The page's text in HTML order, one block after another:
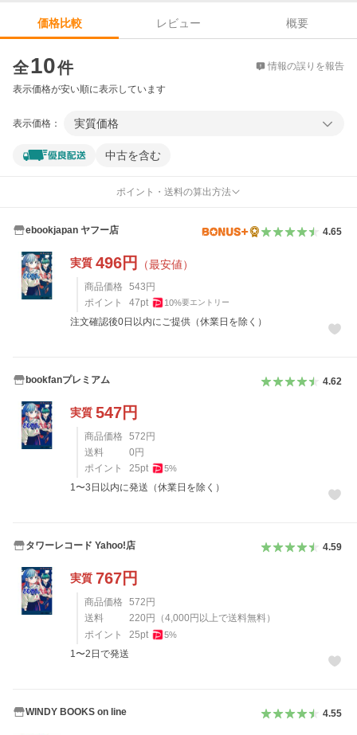
価格比較 レビュー
概要
全10件 情報の誤りを報告
表示価格が安い順に表示しています
表示価格： 実質価格
中古を含む
ポイント・送料の算出方法
ebookjapan ヤフー店 4.65
実質 496円 （最安値）
商品価格 543 円
ポイント
47pt 10%要エントリー
注文確認後0日以内にご提供（休業日を除く）
bookfanプレミアム 4.62
実質 547円
商品価格 572 円
送料
0 円
ポイント
25pt 5%
1〜3日以内に発送（休業日を除く）
タワーレコード Yahoo!店 4.59
実質 767円
商品価格 572 円
送料
220 円 （4,000 円以上で送料無料）
ポイント
25pt 5%
1〜2日で発送
WINDY BOOKS on line 4.55